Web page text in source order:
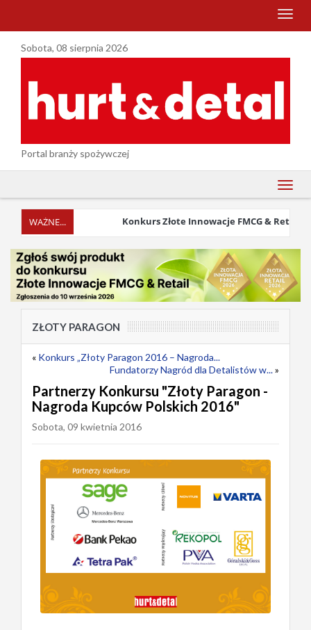
menu
Sobota, 08 sierpnia 2026
Portal branży spożywczej
menu
Konkurs Złote Innowacje FMCG & Retail
ZŁOTY PARAGON
« Konkurs „Złoty Paragon 2016 – Nagroda...
Fundatorzy Nagród dla Detalistów w...»
Partnerzy Konkursu "Złoty Paragon -
Nagroda Kupców Polskich 2016"
Sobota, 09 kwietnia 2016